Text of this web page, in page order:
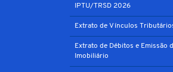
IPTU/TRSD 2026
Extrato de Vínculos
Extrato de Débitos e Emissão
Imobiliário